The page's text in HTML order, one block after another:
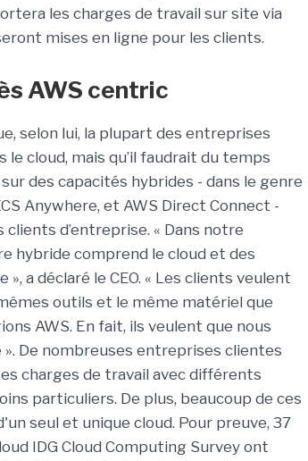
les charges de travail sur site via
mises en ligne pour les clients.
AWS centric
selon lui, la plupart des entreprises
cloud, mais qu’il faudrait du temps
des capacités hybrides - dans le genre
Anywhere, et AWS Direct Connect -
d’entreprise. « Dans notre
hybride comprend le cloud et des
a déclaré le CEO. « Les clients veulent
outils et le même matériel que
AWS. En fait, ils veulent que nous
De nombreuses entreprises clientes
charges de travail avec différents
particuliers. De plus, beaucoup de ces
seul et unique cloud. Pour preuve, 37
IDG Cloud Computing Survey ont